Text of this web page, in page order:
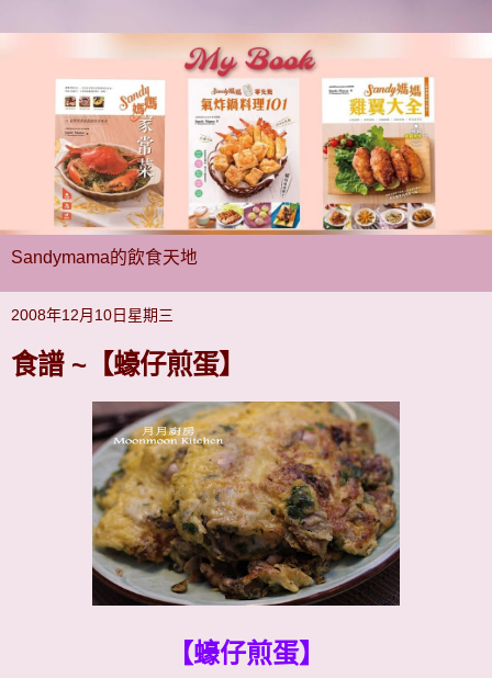
Sandymama的飲食天地
2008年12月10日星期三
食譜 ~【蠔仔煎蛋】
【蠔仔煎蛋】